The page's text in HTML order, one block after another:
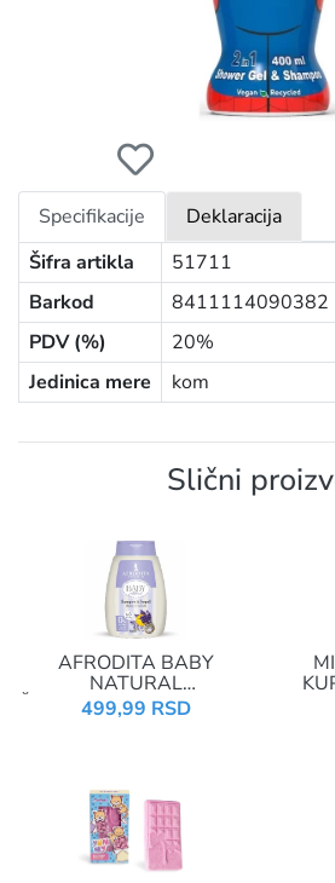
Specifikacije
Deklaracija
Šifra artikla
51711
Barkod
8411114090382
PDV (%)
20%
Jedinica mere
kom
Slični
AFRODITA BABY
NATURAL
ŠAMPON&KUPKA 200ML
499,99 RSD